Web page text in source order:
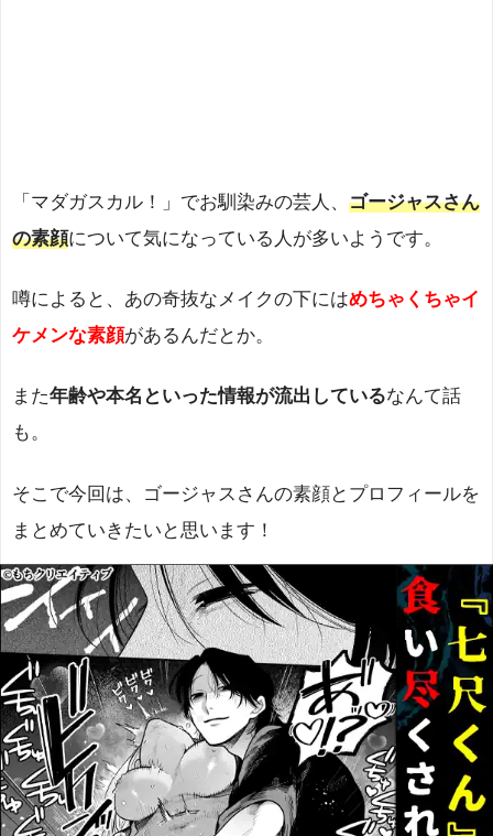
「マダガスカル！」でお馴染みの芸人、 ゴージャスさん
の素顔について気になっている人が多いようです。
噂によると、あの奇抜なメイクの下にはめちゃくちゃイ
ケメンな素顔があるんだとか。
また年齢や本名といった情報が流出しているなんて話
も。
そこで今回は、ゴージャスさんの素顔とプロフィールを
まとめていきたいと思います！